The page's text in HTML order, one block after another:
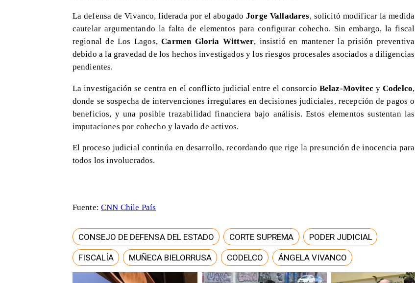
La defensa de Vivanco, liderada por el abogadoJorge Valladares, solicitó modificar la medida
cautelar argumentando la falta de elementos para configurar cohecho. Sin embargo, la fiscal
regional de Los Lagos,Carmen Gloria Wittwer, insistió en mantener la prisión preventiva
debido a la gravedad de los hechos investigados y los riesgos procesales asociados a diligencias
pendientes.
La investigación se centra en el conflicto judicial entre el consorcio Belaz-Movitec y Codelco,
donde se sospecha de intervenciones irregulares en decisiones judiciales, recepción de pagos o
beneficios, y una posible trazabilidad financiera bajo análisis. Estos elementos sustentan las
imputaciones por cohecho y lavado de activos.
El proceso judicial continúa en desarrollo, recordando que rige la presunción de inocencia para
todos los involucrados.
Fuente:CNN Chile País
CONSEJO DE DEFENSA DEL ESTADO CORTE SUPREMA PODER JUDICIAL
FISCALÍA MUÑECA BIELORRUSA CODELCO ÁNGELA VIVANCO